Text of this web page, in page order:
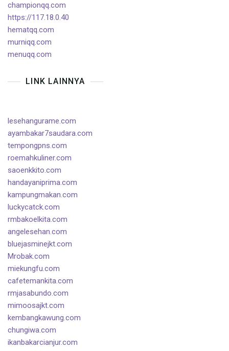
championqq.com
https://117.18.0.40
hematqq.com
murniqq.com
menuqq.com
LINK LAINNYA
lesehangurame.com
ayambakar7saudara.com
tempongpns.com
roemahkuliner.com
saoenkkito.com
handayaniprima.com
kampungmakan.com
luckycatck.com
rmbakoelkita.com
angelesehan.com
bluejasminejkt.com
Mrobak.com
miekungfu.com
cafetemankita.com
rmjasabundo.com
mimoosajkt.com
kembangkawung.com
chungiwa.com
ikanbakarcianjur.com